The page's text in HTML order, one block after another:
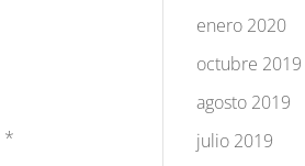
*
enero 2020
octubre 2019
agosto 2019
julio 2019